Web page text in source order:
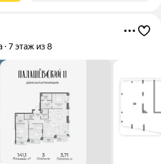
7 этаж из 8